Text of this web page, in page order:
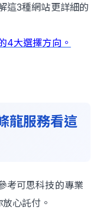
這3種網站更詳細的
4大選擇方向。
龍服務看這
考可思科技的專業
心託付。